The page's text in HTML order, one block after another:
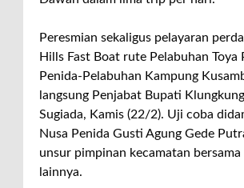
Peresmian sekaligus pelayaran
Hills Fast Boat rute Pelabuhan Toya
Penida-Pelabuhan Kampung
langsung Penjabat Bupati
Sugiada, Kamis (22/2). Uji coba
Nusa Penida Gusti Agung Gede
unsur pimpinan kecamatan bersama
lainnya.